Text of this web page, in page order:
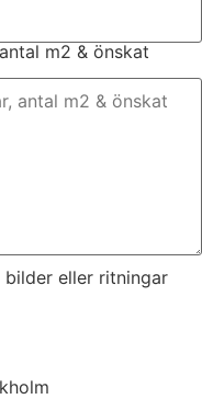
m2 & önskat
bilder eller ritningar